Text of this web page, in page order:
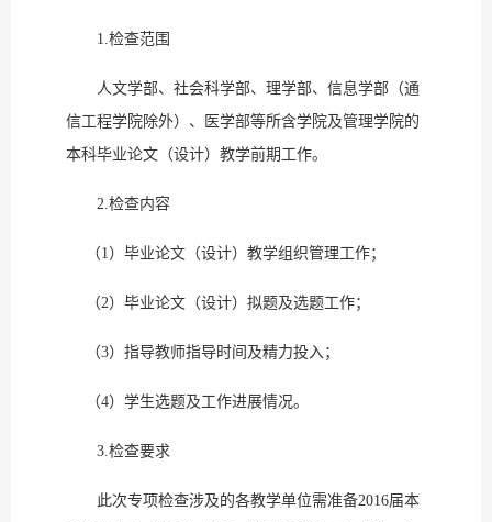
1.检查范围
人文学部、社会科学部、理学部、信息学部（通
信工程学院除外）、医学部等所含学院及管理学院的
本科毕业论文（设计）教学前期工作。
2.检查内容
（1）毕业论文（设计）教学组织管理工作；
（2）毕业论文（设计）拟题及选题工作；
（3）指导教师指导时间及精力投入；
（4）学生选题及工作进展情况。
3.检查要求
此次专项检查涉及的各教学单位需准备2016届本